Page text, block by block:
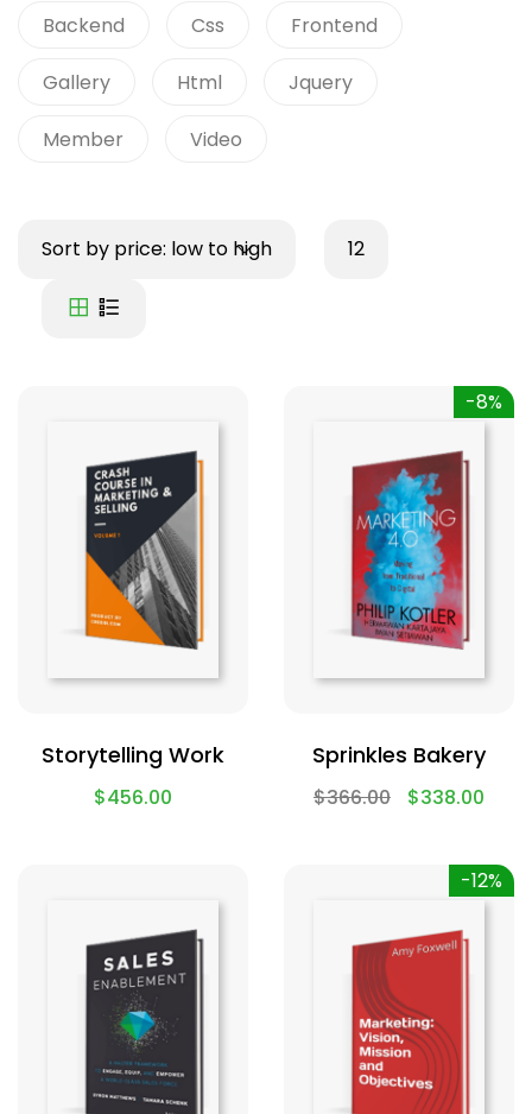
Backend Css Frontend
Gallery Html Jquery
Member Video
Sort by price: low to high 12
Storytelling Work
$456.00
-8%
Sprinkles Bakery
$366.00 $338.00
-12%